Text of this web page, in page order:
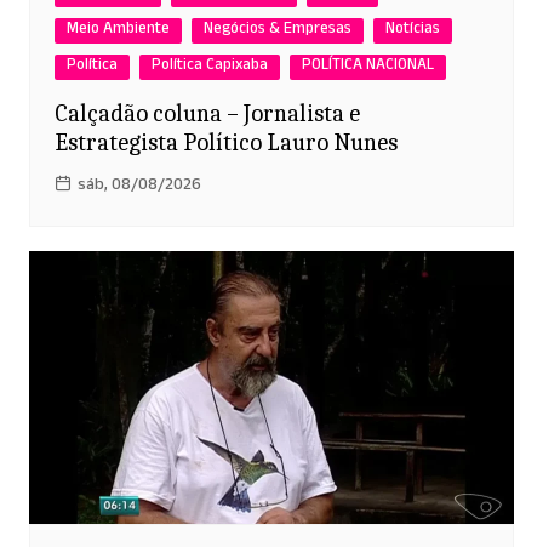
Meio Ambiente
Negócios & Empresas
Notícias
Política
Política Capixaba POLÍTICA NACIONAL
Calçadão coluna – Jornalista e
Estrategista Político Lauro Nunes
sáb, 08/08/2026